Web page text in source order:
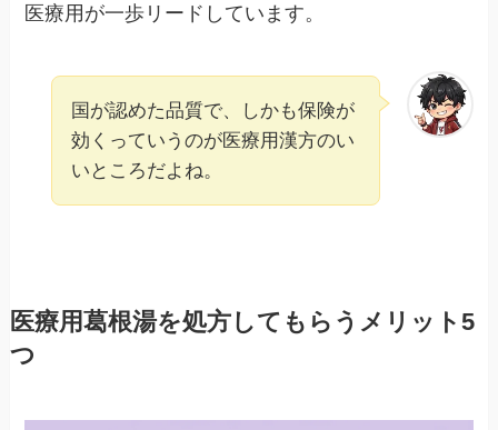
医療用が一歩リードしています。
国が認めた品質で、しかも保険が
効くっていうのが医療用漢方のい
いところだよね。
医療用葛根湯を処方してもらうメリット5
つ